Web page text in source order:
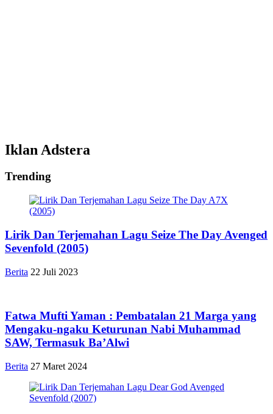
Iklan Adstera
Trending
Lirik Dan Terjemahan Lagu Seize The Day Avenged
Sevenfold (2005)
Berita 22 Juli 2023
Fatwa Mufti Yaman : Pembatalan 21 Marga yang
Mengaku-ngaku Keturunan Nabi Muhammad
SAW, Termasuk Ba’Alwi
Berita 27 Maret 2024